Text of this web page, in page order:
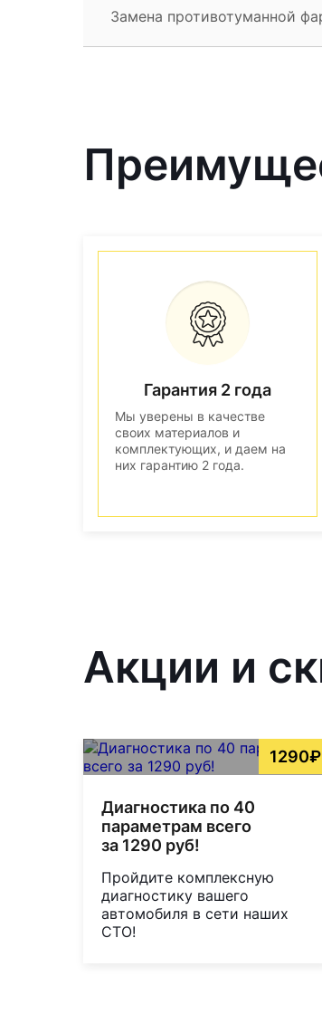
Замена противотуманной
Гарантия 2 года
Мы уверены в качестве
своих материалов и
комплектующих, и даем на
них гарантию 2 года.
Акции и
1290₽
Диагностика по 40
параметрам всего
за 1290 руб!
Пройдите комплексную
диагностику вашего
автомобиля в сети наших
СТО!